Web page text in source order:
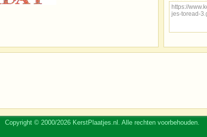
Copyright © 2000/2026 KerstPlaatjes.nl. Alle rechten voorbehouden.